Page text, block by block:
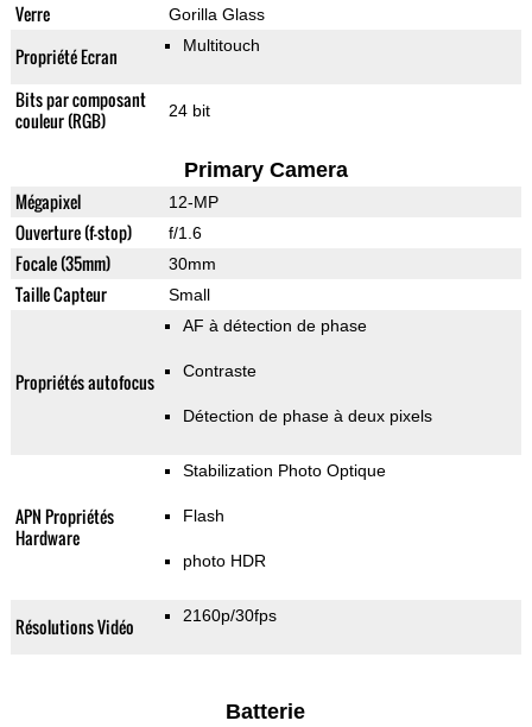
Verre Gorilla Glass
Propriété Ecran Multitouch
Bits par composant
couleur (RGB)
24 bit
Primary Camera
Mégapixel 12-MP
Ouverture (f-stop) f/1.6
Focale (35mm) 30mm
Taille Capteur Small
Propriétés autofocus
AF à détection de phase
Contraste
Détection de phase à deux pixels
APN Propriétés
Hardware
Stabilization Photo Optique
Flash
photo HDR
Résolutions Vidéo 2160p/30fps
Batterie